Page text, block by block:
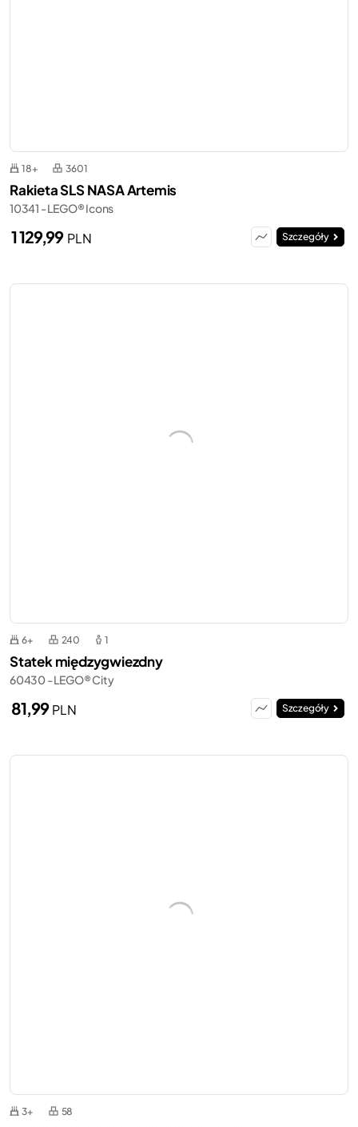
18+ 3601
Rakieta SLS NASA Artemis
10341 - LEGO® Icons
1 129,99 PLN Szczegóły
6+ 240 1
Statek międzygwiezdny
60430 - LEGO® City
81,99PLN Szczegóły
3+ 58